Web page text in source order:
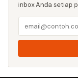
inbox Anda setiap